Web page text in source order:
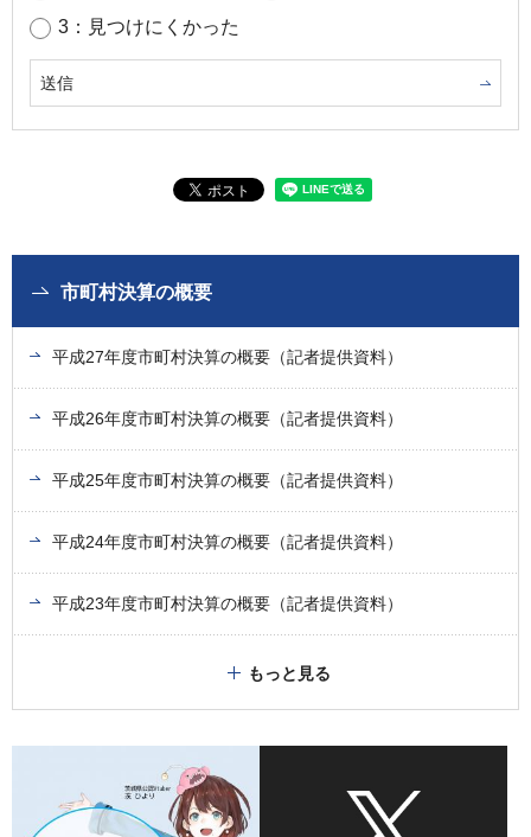
3：見つけにくかった
市町村決算の概要
平成27年度市町村決算の概要（記者提供資料）
平成26年度市町村決算の概要（記者提供資料）
平成25年度市町村決算の概要（記者提供資料）
平成24年度市町村決算の概要（記者提供資料）
平成23年度市町村決算の概要（記者提供資料）
もっと見る